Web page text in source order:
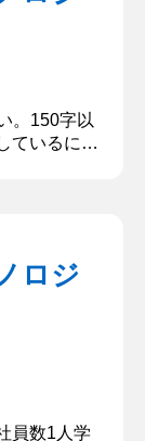
。150字以
ているにも
取り組める
あるため、
ロジ
員数1人学